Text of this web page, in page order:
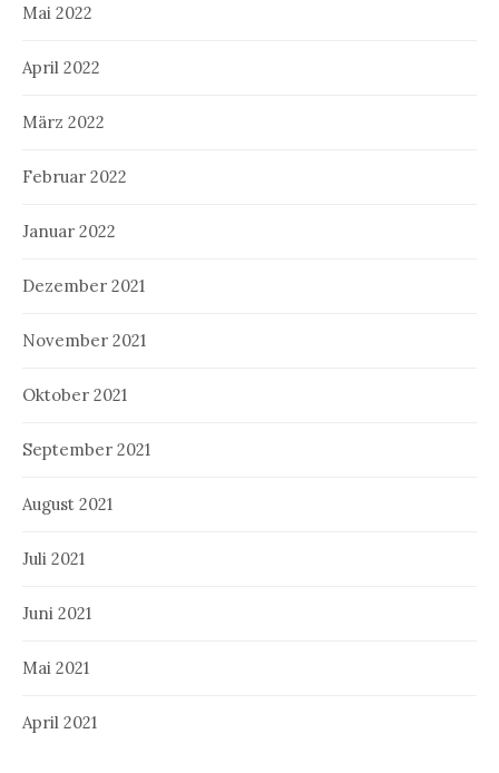
Mai 2022
April 2022
März 2022
Februar 2022
Januar 2022
Dezember 2021
November 2021
Oktober 2021
September 2021
August 2021
Juli 2021
Juni 2021
Mai 2021
April 2021